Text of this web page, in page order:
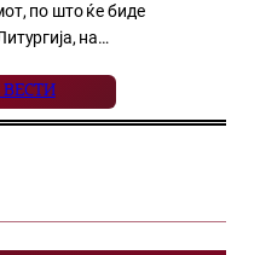
по што ќе биде
на…